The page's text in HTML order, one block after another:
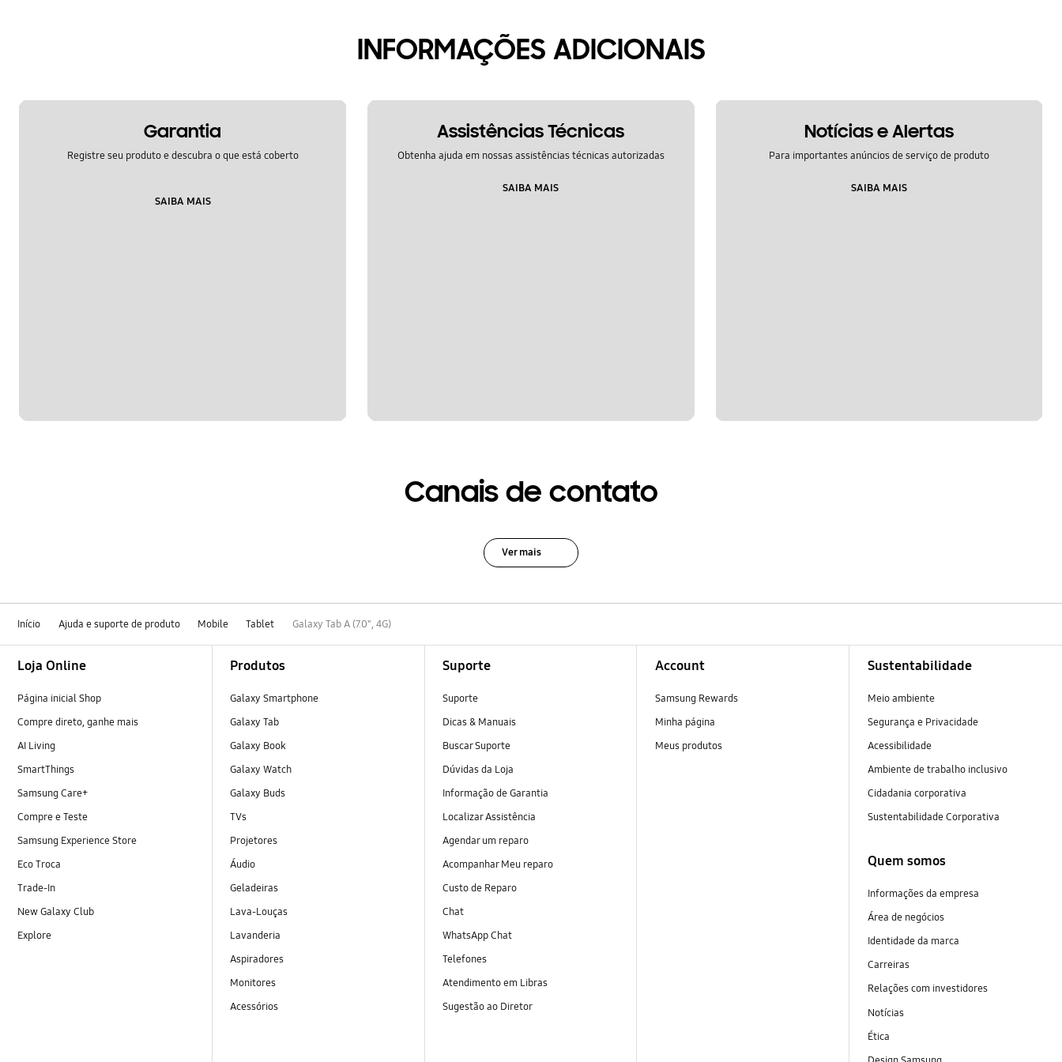
INFORMAÇÕES ADICIONAIS
Garantia
Registre seu produto e descubra o que está coberto
SAIBA MAIS
Assistências Técnicas
Obtenha ajuda em nossas assistências técnicas autorizadas
SAIBA MAIS
Notícias e Alertas
Para importantes anúncios de serviço de produto
SAIBA MAIS
Canais de contato
Ver mais
Início Ajuda e suporte de produto Mobile Tablet Galaxy Tab A (7.0", 4G)
Loja Online
Página inicial Shop
Compre direto, ganhe mais
AI Living
SmartThings
Samsung Care+
Compre e Teste
Samsung Experience Store
Eco Troca
Trade-In
New Galaxy Club
Explore
Produtos
Galaxy Smartphone
Galaxy Tab
Galaxy Book
Galaxy Watch
Galaxy Buds
TVs
Projetores
Áudio
Geladeiras
Lava-Louças
Lavanderia
Aspiradores
Monitores
Acessórios
Suporte
Suporte
Dicas & Manuais
Buscar Suporte
Dúvidas da Loja
Informação de Garantia
Localizar Assistência
Agendar um reparo
Acompanhar Meu reparo
Custo de Reparo
Chat
WhatsApp Chat
Telefones
Atendimento em Libras
Sugestão ao Diretor
Account
Samsung Rewards
Minha página
Meus produtos
Sustentabilidade
Meio ambiente
Segurança e Privacidade
Acessibilidade
Ambiente de trabalho inclusivo
Cidadania corporativa
Sustentabilidade Corporativa
Quem somos
Informações da empresa
Área de negócios
Identidade da marca
Carreiras
Relações com investidores
Notícias
Ética